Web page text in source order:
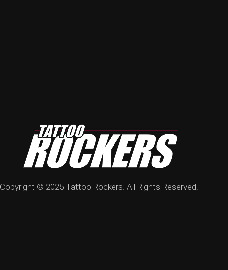
Copyright © 2025 Tattoo Rockers. All Rights Reserved.